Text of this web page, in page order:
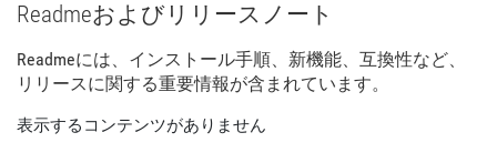
Readmeおよび リリース ノート
Readmeには、 インストール手順、 新機能、 互換性など、
リリースに関する重要情報が含 まれてい ます。
表示するコンテンツがありません